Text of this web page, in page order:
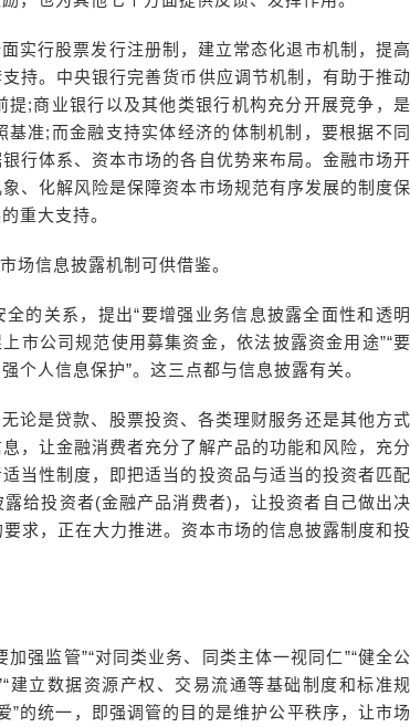
实行股票发行注册制，建立常态化退市机制，提高
持。中央银行完善货币供应调节机制，有助于推动
;商业银行以及其他类银行机构充分开展竞争，是
准;而金融支持实体经济的体制机制，要根据不同
行体系、资本市场的各自优势来布局。金融市场开
、化解风险是保障资本市场规范有序发展的制度保
重大支持。
场信息披露机制可供借鉴。
的关系，提出“要增强业务信息披露全面性和透明
市公司规范使用募集资金，依法披露资金用途”“要
个人信息保护”。这三点都与信息披露有关。
论是贷款、股票投资、各类理财服务还是其他方式
，让金融消费者充分了解产品的功能和风险，充分
当性制度，即把适当的投资品与适当的投资者匹配
给投资者(金融产品消费者)，让投资者自己做出决
求，正在大力推进。资本市场的信息披露制度和投
强监管”“对同类业务、同类主体一视同仁”“健全公
建立数据资源产权、交易流通等基础制度和标准规
”的统一，即强调管的目的是维护公平秩序，让市场